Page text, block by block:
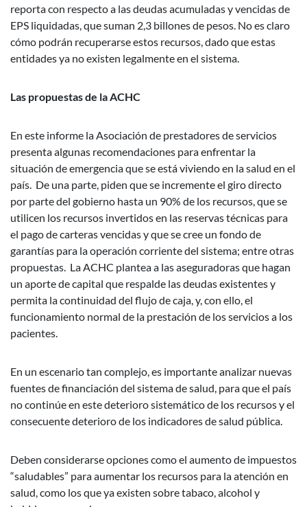
reporta con respecto a las deudas acumuladas y vencidas de
EPS liquidadas, que suman 2,3 billones de pesos. No es claro
cómo podrán recuperarse estos recursos, dado que estas
entidades ya no existen legalmente en el sistema.
Las propuestas de la ACHC
En este informe la Asociación de prestadores de servicios
presenta algunas recomendaciones para enfrentar la
situación de emergencia que se está viviendo en la salud en el
país. De una parte, piden que se incremente el giro directo
por parte del gobierno hasta un 90% de los recursos, que se
utilicen los recursos invertidos en las reservas técnicas para
el pago de carteras vencidas y que se cree un fondo de
garantías para la operación corriente del sistema; entre otras
propuestas. La ACHC plantea a las aseguradoras que hagan
un aporte de capital que respalde las deudas existentes y
permita la continuidad del flujo de caja, y, con ello, el
funcionamiento normal de la prestación de los servicios a los
pacientes.
En un escenario tan complejo, es importante analizar nuevas
fuentes de financiación del sistema de salud, para que el país
no continúe en este deterioro sistemático de los recursos y el
consecuente deterioro de los indicadores de salud pública.
Deben considerarse opciones como el aumento de impuestos
“saludables” para aumentar los recursos para la atención en
salud, como los que ya existen sobre tabaco, alcohol y